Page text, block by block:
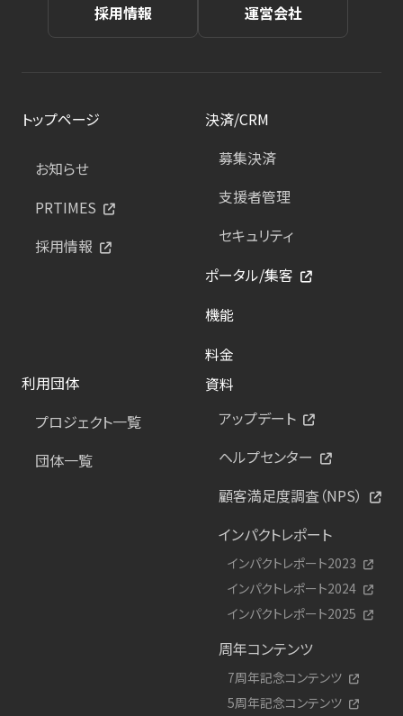
採用情報 運営会社
トップページ
お知らせ
PRTIMES
採用情報
決済/CRM
募集決済
支援者管理
セキュリティ
ポータル/集客
機能
料金
利用団体
プロジェクト一覧
団体一覧
資料
アップデート
ヘルプセンター
顧客満足度調査（NPS）
インパクトレポート
インパクトレポート2023
インパクトレポート2024
インパクトレポート2025
周年コンテンツ
7周年記念コンテンツ
5周年記念コンテンツ